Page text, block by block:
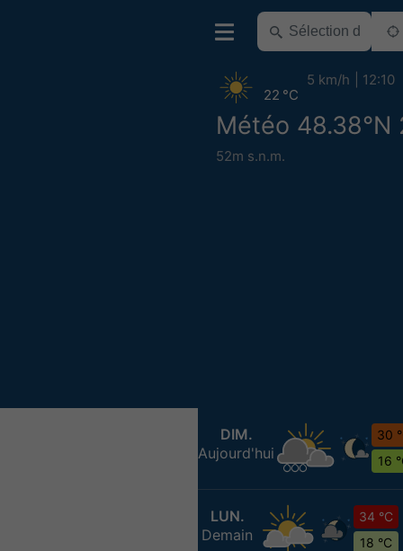
Météo 48.38°N
52m s.n.m.
22 °C
5 km/h 12:10
DIM.
Aujourd'hui
30
16
LUN.
Demain
34 °C
18 °C